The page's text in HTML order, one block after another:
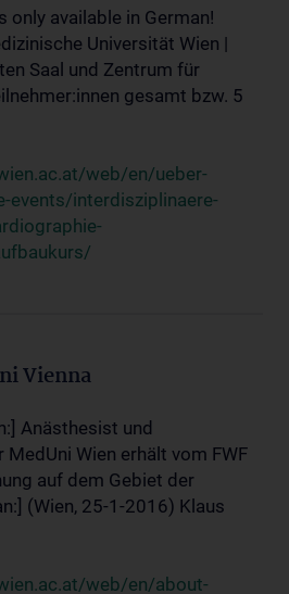
only available in German!
Universität Wien |
Saal und Zentrum für
gesamt bzw. 5
web/en/ueber-
events/interdisziplinaere-
Vienna
Anästhesist und
Wien erhält vom FWF
auf dem Gebiet der
(Wien, 25-1-2016) Klaus
web/en/about-